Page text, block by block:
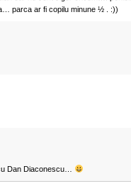
parca ar fi copilu minune ½ . :))
Dan Diaconescu…